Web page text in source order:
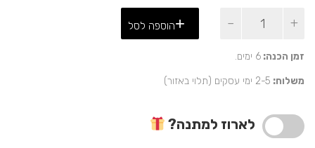
של
און-קי
לב
למתנה
מיוחדת
הוספה לסל
זמן הכנה: 6 ימים.
משלוח: 2-5 ימי עסקים (תלוי באזור)
לארוז למתנה?